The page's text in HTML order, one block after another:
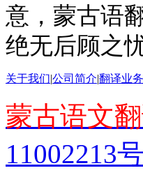
意，蒙古语
绝无后顾之忧
关于我们|公司简介|翻译业务
蒙古语文
11002213